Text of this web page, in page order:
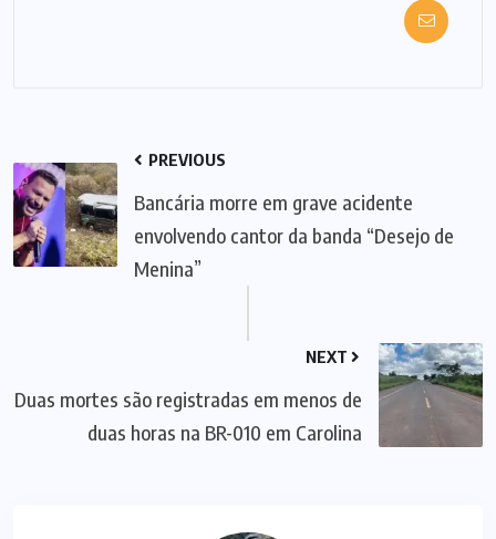
PREVIOUS
Bancária morre em grave acidente
envolvendo cantor da banda “Desejo de
Menina”
NEXT
Duas mortes são registradas em menos de
duas horas na BR-010 em Carolina